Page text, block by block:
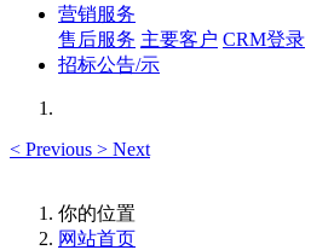
营销服务
售后服务 主要客户 CRM登录
招标公告/示
< Previous > Next
你的位置
网站首页